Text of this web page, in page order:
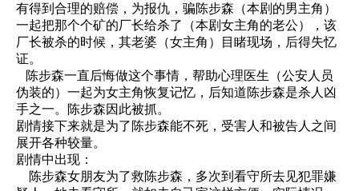
有得到合理的赔偿，为报仇，骗陈步森（本剧的男主角）
一起把那个个矿的厂长给杀了（本剧女主角的老公），该
厂长被杀的时候，其老婆（女主角）目睹现场，后得失忆
证。
陈步森一直后悔做这个事情，帮助心理医生（公安人员
伪装的）一起为女主角恢复记忆，后知道陈步森是杀人凶
手之一。陈步森因此被抓。
剧情接下来就是为了陈步森能不死，受害人和被告人之间
展开各种较量。
剧情中出现：
陈步森女朋友为了救陈步森，多次到看守所去见犯罪嫌